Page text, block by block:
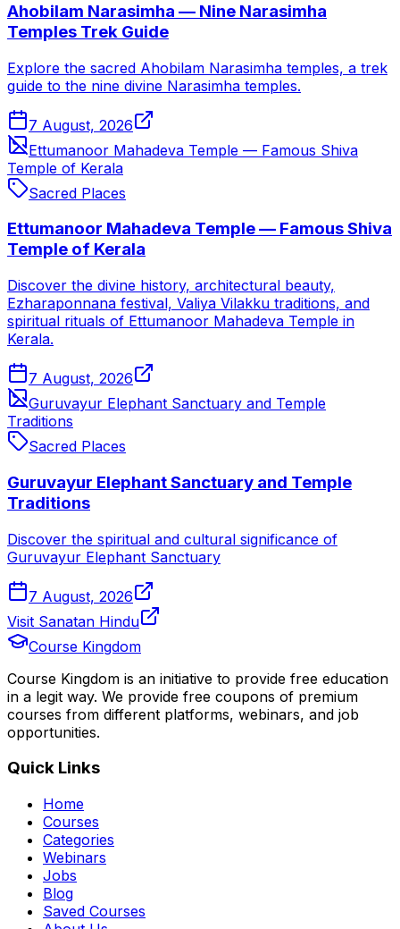
Ahobilam Narasimha — Nine Narasimha
Temples Trek Guide
Explore the sacred Ahobilam Narasimha temples, a trek
guide to the nine divine Narasimha temples.
7 August, 2026
Ettumanoor Mahadeva Temple — Famous Shiva
Temple of Kerala
Sacred Places
Ettumanoor Mahadeva Temple — Famous Shiva
Temple of Kerala
Discover the divine history, architectural beauty,
Ezharaponnana festival, Valiya Vilakku traditions, and
spiritual rituals of Ettumanoor Mahadeva Temple in
Kerala.
7 August, 2026
Guruvayur Elephant Sanctuary and Temple
Traditions
Sacred Places
Guruvayur Elephant Sanctuary and Temple
Traditions
Discover the spiritual and cultural significance of
Guruvayur Elephant Sanctuary
7 August, 2026
Visit Sanatan Hindu
Course Kingdom
Course Kingdom is an initiative to provide free education
in a legit way. We provide free coupons of premium
courses from different platforms, webinars, and job
opportunities.
Quick Links
Home
Courses
Categories
Webinars
Jobs
Blog
Saved Courses